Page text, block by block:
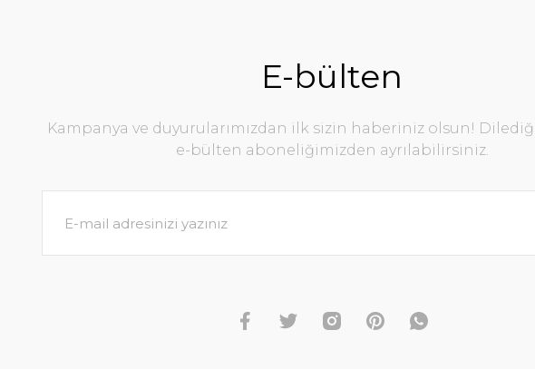
E-bülten
Kampanya ve duyurularımızdan ilk sizin haberiniz olsun!
e-bülten aboneliğimizden ayrılabilirsiniz.